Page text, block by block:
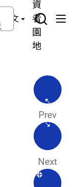
中文
資
者
園
地
Prev
Next